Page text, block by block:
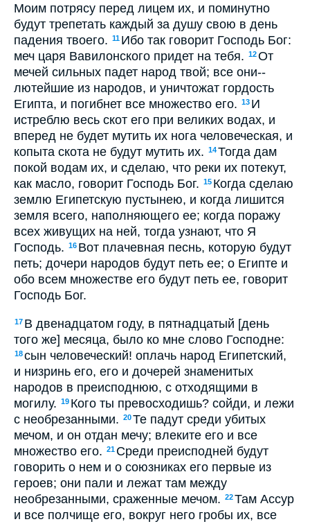
Моим потрясу перед лицем их, и поминутно
будут трепетать каждый за душу свою в день
падения твоего. 11 Ибо так говорит Господь Бог:
меч царя Вавилонского придет на тебя. 12От
мечей сильных падет народ твой; все они--
лютейшие из народов, и уничтожат гордость
Египта, и погибнет все множество его. 13 И
истреблю весь скот его при великих водах, и
вперед не будет мутить их нога человеческая, и
копыта скота не будут мутить их. 14Тогда дам
покой водам их, и сделаю, что реки их потекут,
как масло, говорит Господь Бог. 15 Когда сделаю
землю Египетскую пустынею, и когда лишится
земля всего, наполняющего ее; когда поражу
всех живущих на ней, тогда узнают, что Я
Господь. 16 Вот плачевная песнь, которую будут
петь; дочери народов будут петь ее; о Египте и
обо всем множестве его будут петь ее, говорит
Господь Бог.
17 В двенадцатом году, в пятнадцатый [день
того же] месяца, было ко мне слово Господне:
18сын человеческий! оплачь народ Египетский,
и низринь его, его и дочерей знаменитых
народов в преисподнюю, с отходящими в
могилу. 19 Кого ты превосходишь? сойди, и лежи
с необрезанными. 20Те падут среди убитых
мечом, и он отдан мечу; влеките его и все
множество его. 21 Среди преисподней будут
говорить о нем и о союзниках его первые из
героев; они пали и лежат там между
необрезанными, сраженные мечом. 22Там Ассур
и все полчище его, вокруг него гробы их, все